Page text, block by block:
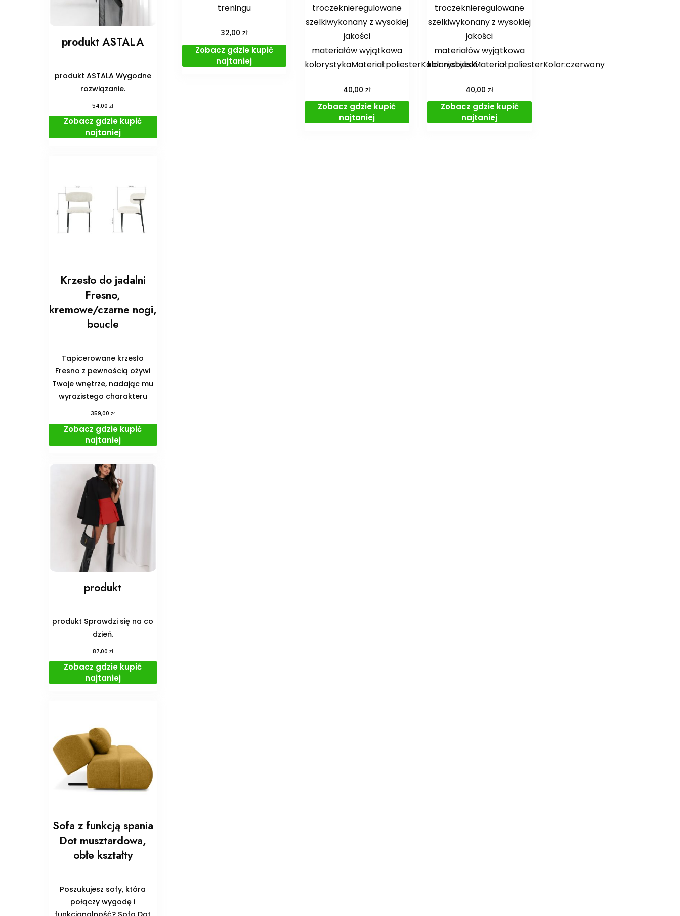
treningu
32,00 zł
Zobacz gdzie kupić
najtaniej
troczeknieregulowane
szelkiwykonany z wysokiej
jakości
materiałów wyjątkowa
kolorystykaMateriał:poliesterKolor:niebieski
40,00 zł
Zobacz gdzie kupić
najtaniej
troczeknieregulowane
szelkiwykonany z wysokiej
jakości
materiałów wyjątkowa
kolorystykaMateriał:poliesterKolor:czerwony
40,00zł
Zobacz gdzie kupić
najtaniej
produkt ASTALA
produkt ASTALA Wygodne
rozwiązanie.
54,00zł
Zobacz gdzie kupić
najtaniej
Krzesło do jadalni
Fresno,
kremowe/czarne nogi,
boucle
Tapicerowane krzesło
Fresno z pewnością ożywi
Twoje wnętrze, nadając mu
wyrazistego charakteru
359,00zł
Zobacz gdzie kupić
najtaniej
produkt
produkt Sprawdzi się na co
dzień.
87,00 zł
Zobacz gdzie kupić
najtaniej
Sofa z funkcją spania
Dot musztardowa,
obłe kształty
Poszukujesz sofy, która
połączy wygodę i